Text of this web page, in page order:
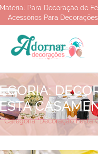
Para Decoração de
Acessórios Para Decorações
Categoria "Decoração Festa